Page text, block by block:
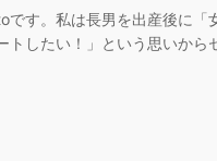
です。私は長男を出産後に「
トしたい！」という思いから